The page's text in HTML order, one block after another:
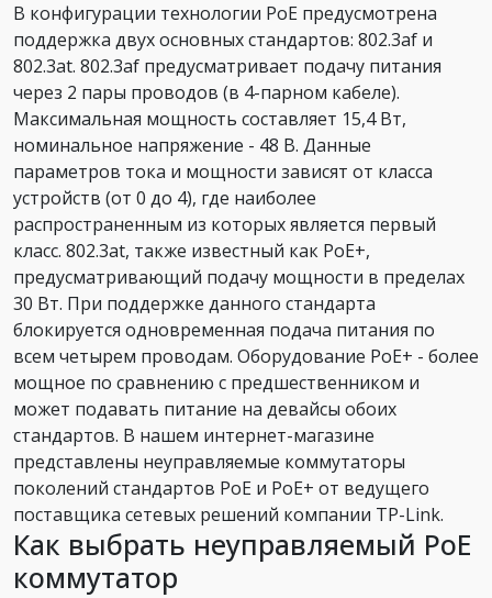
B конфигурации технологии PoE предусмотрена
поддержка двух основных стандартов: 802.3af и
802.3at. 802.3af предусматривает подачу питания
через 2 пары проводов (в 4-парном кабеле).
Максимальная мощность составляет 15,4 Вт,
номинальное напряжение - 48 В. Данные
параметров тока и мощности зависят от класса
устройств (от 0 до 4), где наиболее
распространенным из которых является первый
класс. 802.3at, также известный как PoE+,
предусматривающий подачу мощности в пределах
30 Вт. При поддержке данного стандарта
блокируется одновременная подача питания по
всем четырем проводам. Оборудование PoE+ - более
мощное по сравнению с предшественником и
может подавать питание на девайсы обоих
стандартов. В нашем интернет-магазине
представлены неуправляемые коммутаторы
поколений стандартов PoE и PoE+ от ведущего
поставщика сетевых решений компании TP-Link.
Как выбрать неуправляемый PoE
коммутатор